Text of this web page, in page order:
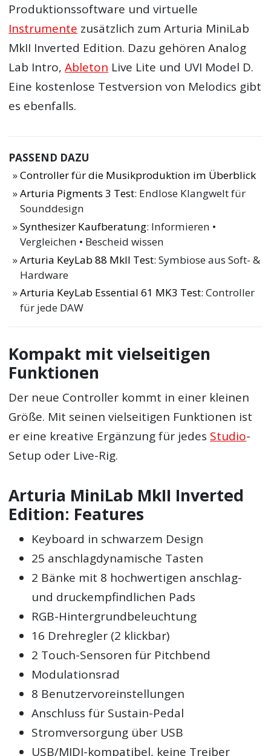
Produktionssoftware und virtuelle
Instrumente zusätzlich zum Arturia MiniLab
MkII Inverted Edition. Dazu gehören Analog
Lab Intro,Ableton Live Lite und UVI Model D.
Eine kostenlose Testversion von Melodics gibt
es ebenfalls.
PASSEND DAZU
Controller für die Musikproduktion im Überblick
Arturia Pigments 3 Test: Endlose Klangwelt für
Sounddesign
Synthesizer Kaufberatung: Informieren •
Vergleichen • Bescheid wissen
Arturia KeyLab 88 MkII Test: Symbiose aus Soft- &
Hardware
Arturia KeyLab Essential 61 MK3 Test: Controller
für jede DAW
Kompakt mit vielseitigen
Funktionen
Der neue Controller kommt in einer kleinen
Größe. Mit seinen vielseitigen Funktionen ist
er eine kreative Ergänzung für jedes Studio-
Setup oder Live-Rig.
Arturia MiniLab MkII Inverted
Edition: Features
Keyboard in schwarzem Design
25 anschlagdynamische Tasten
2 Bänke mit 8 hochwertigen anschlag-
und druckempfindlichen Pads
RGB-Hintergrundbeleuchtung
16 Drehregler (2 klickbar)
2 Touch-Sensoren für Pitchbend
Modulationsrad
8 Benutzervoreinstellungen
Anschluss für Sustain-Pedal
Stromversorgung über USB
USB/MIDI-kompatibel, keine Treiber